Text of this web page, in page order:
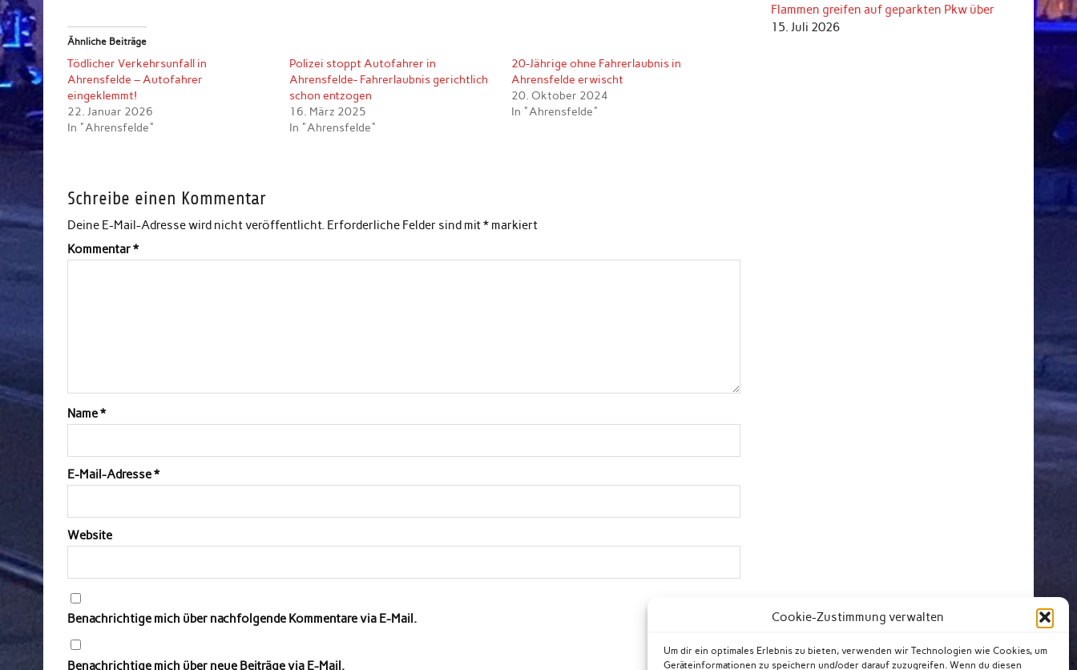
Cookie-Zustimmung verwalten
Um dir ein optimales Erlebnis zu bieten, verwenden wir Technologien wie Cookies, um
Geräteinformationen zu speichern und/oder darauf zuzugreifen. Wenn du diesen
Ähnliche Beiträge
Tödlicher Verkehrsunfall in
Ahrensfelde – Autofahrer
eingeklemmt!
22. Januar 2026
In "Ahrensfelde"
Polizei stoppt Autofahrer in
Ahrensfelde- Fahrerlaubnis gerichtlich
schon entzogen
16. März 2025
In "Ahrensfelde"
20-Jährige ohne Fahrerlaubnis in
Ahrensfelde erwischt
20. Oktober 2024
In "Ahrensfelde"
Schreibe einen Kommentar
Deine E-Mail-Adresse wird nicht veröffentlicht. Erforderliche Felder sind mit* markiert
Kommentar*
Name*
E-Mail-Adresse*
Website
Benachrichtige mich über nachfolgende Kommentare via E-Mail.
Benachrichtige mich über neue Beiträge via E-Mail.
Flammen greifen auf geparkten Pkw über
15. Juli 2026